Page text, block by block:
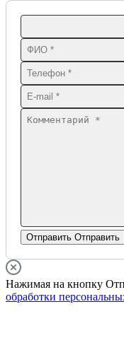
Отправить Отправить
Нажимая на кнопку
обработки